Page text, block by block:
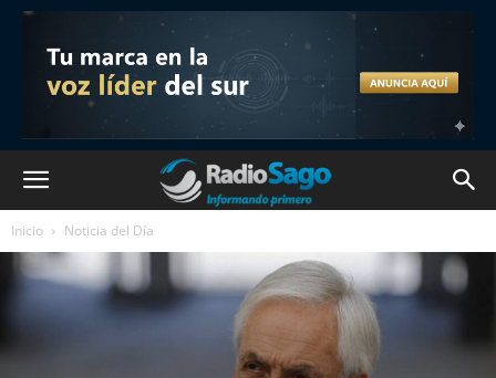
Inicio Noticia del Día